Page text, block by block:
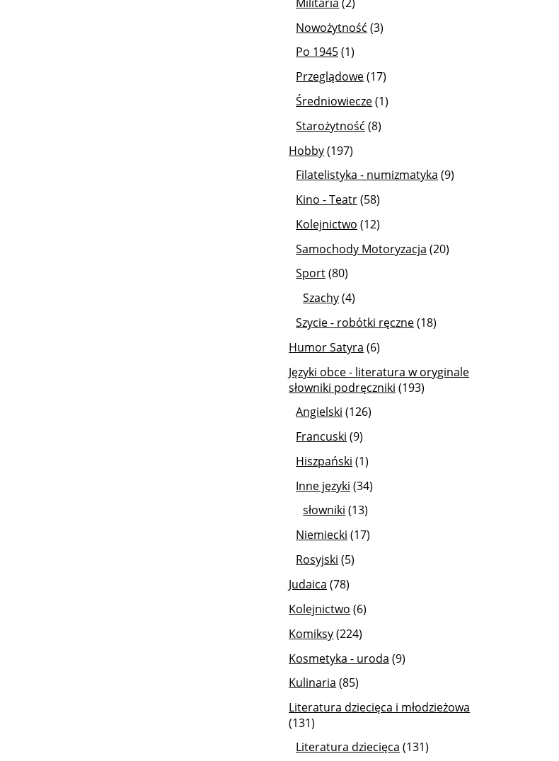
Nowożytność (3)
Po 1945(1)
Przeglądowe(17)
Średniowiecze(1)
Starożytność (8)
Hobby(197)
Filatelistyka - numizmatyka (9)
Kino - Teatr(58)
Kolejnictwo (12)
Samochody Motoryzacja (20)
Sport(80)
Szachy(4)
Szycie - robótki ręczne(18)
Humor Satyra (6)
Języki obce - literatura w oryginale
słowniki podręczniki (193)
Angielski (126)
Francuski (9)
Hiszpański (1)
Inne języki (34)
słowniki (13)
Niemiecki (17)
Rosyjski (5)
Judaica (78)
Kolejnictwo (6)
Komiksy(224)
Kosmetyka - uroda (9)
Kulinaria (85)
Literatura dziecięca i młodzieżowa
(131)
Literatura dziecięca (131)